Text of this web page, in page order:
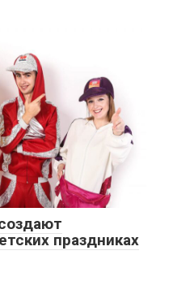
праздниках